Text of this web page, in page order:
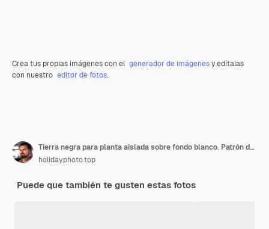
Crea tus propias imágenes con el generador de imágenesy edítalas
con nuestro editor de fotos.
Tierra negra para planta aislada sobre fondo blanco. Patrón de tierra.
holiday.photo.top
Puede que también te gusten estas fotos